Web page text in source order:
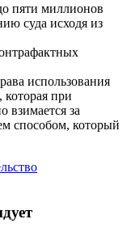
пяти миллионов
суда исходя из
использования
при
взимается за
способом, который